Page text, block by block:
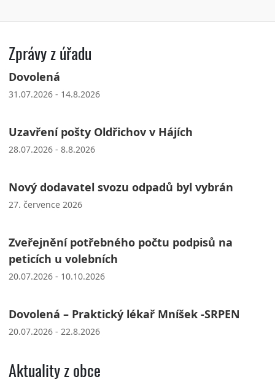
Zprávy z úřadu
Dovolená
31.07.2026 - 14.8.2026
Uzavření pošty Oldřichov v Hájích
28.07.2026 - 8.8.2026
Nový dodavatel svozu odpadů byl vybrán
27. července 2026
Zveřejnění potřebného počtu podpisů na
peticích u volebních
20.07.2026 - 10.10.2026
Dovolená – Praktický lékař Mníšek -SRPEN
20.07.2026 - 22.8.2026
Aktuality z obce